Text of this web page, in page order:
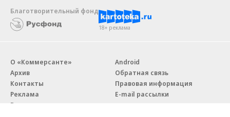
Благотворительный фонд
18+ реклама
О «Коммерсанте»
Архив
Контакты
Реклама
Вакансии
Android
Обратная связь
Правовая информация
E-mail рассылки